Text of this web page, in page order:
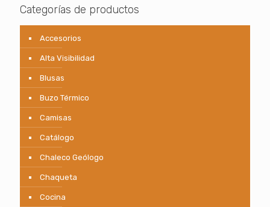
Categorías de productos
Accesorios
Alta Visibilidad
Blusas
Buzo Térmico
Camisas
Catálogo
Chaleco Geólogo
Chaqueta
Cocina